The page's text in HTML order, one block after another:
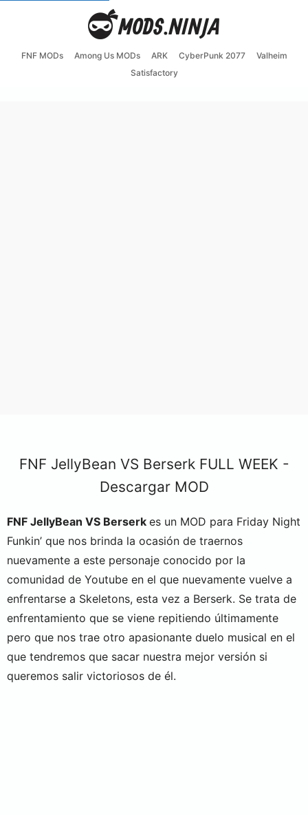
FNF MODs Among Us MODs ARK CyberPunk 2077
Valheim
Satisfactory
FNF JellyBean VS Berserk FULL WEEK -
Descargar MOD
FNF JellyBean VS Berserk es un MOD para Friday Night
Funkin’ que nos brinda la ocasión de traernos
nuevamente a este personaje conocido por la
comunidad de Youtube en el que nuevamente vuelve a
enfrentarse a Skeletons, esta vez a Berserk. Se trata de
enfrentamiento que se viene repitiendo últimamente
pero que nos trae otro apasionante duelo musical en el
que tendremos que sacar nuestra mejor versión si
queremos salir victoriosos de él.